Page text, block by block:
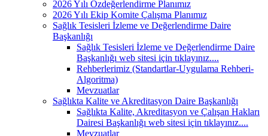
2026 Yılı Özdeğerlendirme Planımız
2026 Yılı Ekip Komite Çalışma Planımız
Sağlık Tesisleri İzleme ve Değerlendirme Daire
Başkanlığı
Sağlık Tesisleri İzleme ve Değerlendirme Daire
Başkanlığı web sitesi için tıklayınız....
Rehberlerimiz (Standartlar-Uygulama Rehberi-
Algoritma)
Mevzuatlar
Sağlıkta Kalite ve Akreditasyon Daire Başkanlığı
Sağlıkta Kalite, Akreditasyon ve Çalışan Hakları
Dairesi Başkanlığı web sitesi için tıklayınız....
Mevzuatlar